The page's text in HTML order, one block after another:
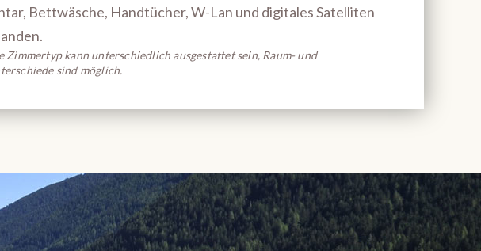
Bettwäsche, Handtücher, W-Lan und digitales Satelliten
Zimmertyp kann unterschiedlich ausgestattet sein, Raum- und
sind möglich.